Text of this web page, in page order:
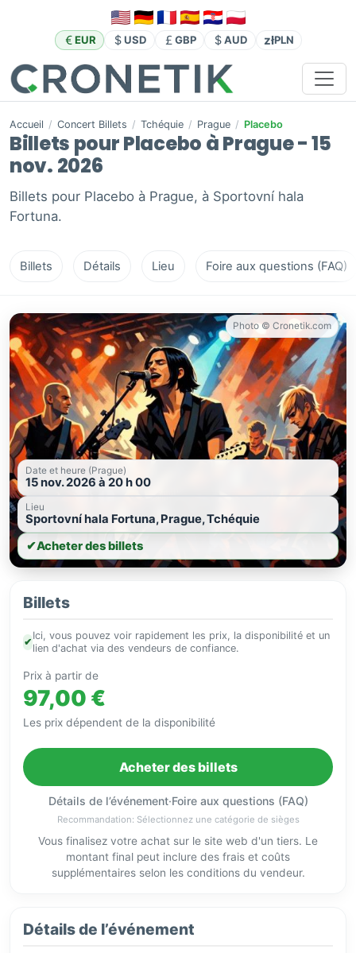
EUR USD GBP AUD złPLN
Accueil / Concert Billets / Tchéquie / Prague / Placebo
Billets pour Placebo à Prague - 15
nov. 2026
Billets pour Placebo à Prague, à Sportovní hala
Fortuna.
Billets Détails Lieu Foire aux questions (FAQ)
Photo © Cronetik.com
Date et heure (Prague)
15 nov. 2026 à 20 h 00
Lieu
Sportovní hala Fortuna, Prague, Tchéquie
✔Acheter des billets
Billets
✔
Ici, vous pouvez voir rapidement les prix, la disponibilité et un
lien d'achat via des vendeurs de confiance.
Prix à partir de
97,00 €
Les prix dépendent de la disponibilité
Acheter des billets
Détails de l’événement·Foire aux questions (FAQ)
Recommandation: Sélectionnez une catégorie de sièges
Vous finalisez votre achat sur le site web d'un tiers. Le
montant final peut inclure des frais et coûts
supplémentaires selon les conditions du vendeur.
Détails de l’événement